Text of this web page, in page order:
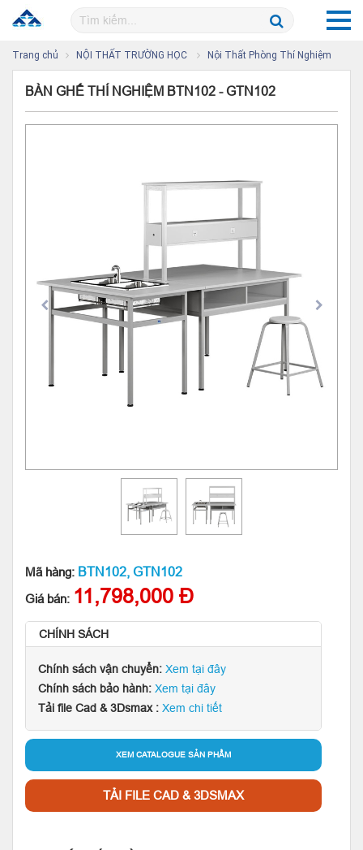
Trang chủ NỘI THẤT TRƯỜNG HỌC Nội Thất Phòng Thí Nghiệm
BÀN GHẾ THÍ NGHIỆM BTN102 - GTN102
Mã hàng: BTN102, GTN102
Giá bán: 11,798,000 Đ
CHÍNH SÁCH
Chính sách vận chuyển: Xem tại đây
Chính sách bảo hành: Xem tại đây
Tải file Cad & 3Dsmax : Xem chi tiết
XEM CATALOGUE SẢN PHẨM
TẢI FILE CAD & 3DSMAX